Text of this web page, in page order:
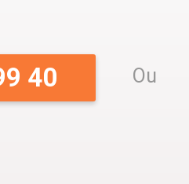
40 Ou